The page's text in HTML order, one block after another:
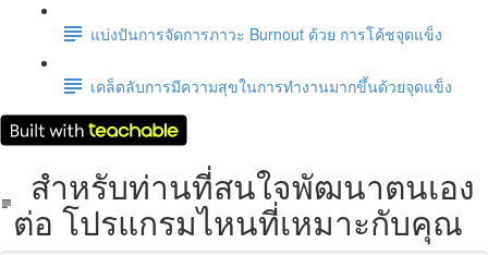
แบ่งปันการจัดการภาวะ Burnout ด้วย การโค้ชจุดแข็ง
เคล็ดลับการมีความสุขในการทำงานมากขึ้นด้วยจุดแข็ง
สำหรับท่านที่สนใจพัฒนาตนเอง
ต่อ โปรแกรมไหนที่เหมาะกับคุณ